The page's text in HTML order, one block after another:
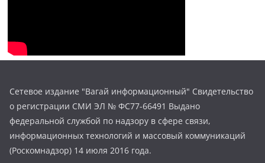
Сетевое издание "Вагай информационный" Свидетельство
о регистрации СМИ ЭЛ № ФС77-66491 Выдано
федеральной службой по надзору в сфере связи,
информационных технологий и массовый коммуникаций
(Роскомнадзор) 14 июля 2016 года.